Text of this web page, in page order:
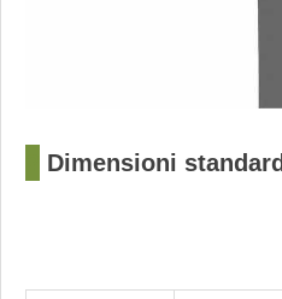
Dimensioni standard